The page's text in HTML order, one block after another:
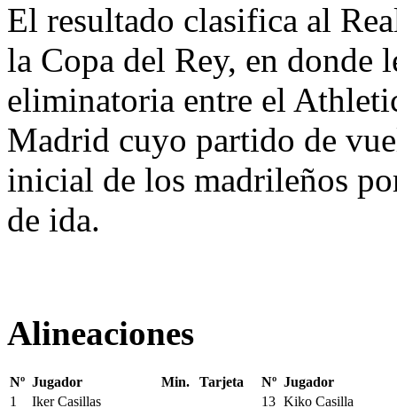
El resultado clasifica al
la Copa del Rey, en donde
eliminatoria entre el
Madrid cuyo partido de
inicial de los madrileños
de ida.
Alineaciones
Nº Jugador Min. Tarjeta Nº Jugador
1
Iker Casillas 13 Kiko Casilla